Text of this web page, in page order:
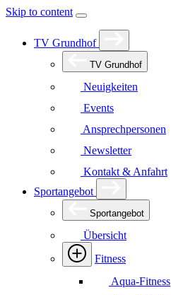
Skip to content
TV Grundhof
TV Grundhof
Neuigkeiten
Events
Ansprechpersonen
Newsletter
Kontakt & Anfahrt
Sportangebot
Sportangebot
Übersicht
Fitness
Aqua-Fitness